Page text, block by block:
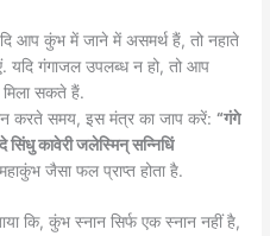
आप कुंभ में जाने में असमर्थ हैं, तो नहाते
यदि गंगाजल उपलब्ध न हो, तो आप
मिला सकते हैं.
करते समय, इस मंत्र का जाप करें:“गंगे
सिंधु कावेरी जलेस्मिन् सन्निधिं
जैसा फल प्राप्त होता है.
कि, कुंभ स्नान सिर्फ एक स्नान नहीं है,